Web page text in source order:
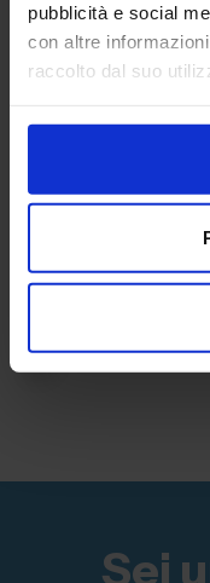
pubblicità e social
con altre
raccolto dal suo
Sei